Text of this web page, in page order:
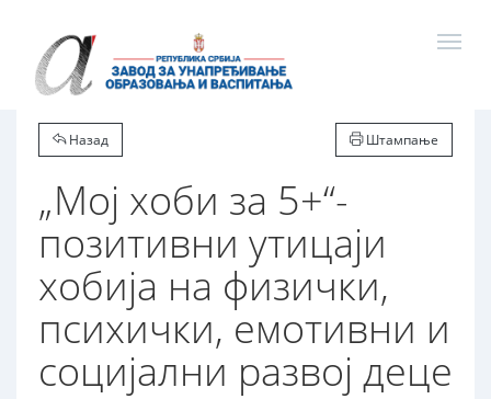
Назад Штампање
„Мој хоби за 5+“-
позитивни утицаји
хобија на физички,
психички, емотивни и
социјални развој деце